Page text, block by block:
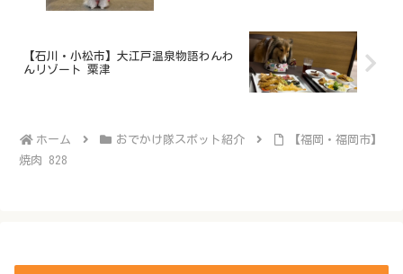
【石川・小松市】大江戸温泉物語わんわ
んリゾート 粟津
ホーム おでかけ隊スポット紹介
【福岡・福岡市】
焼肉 828